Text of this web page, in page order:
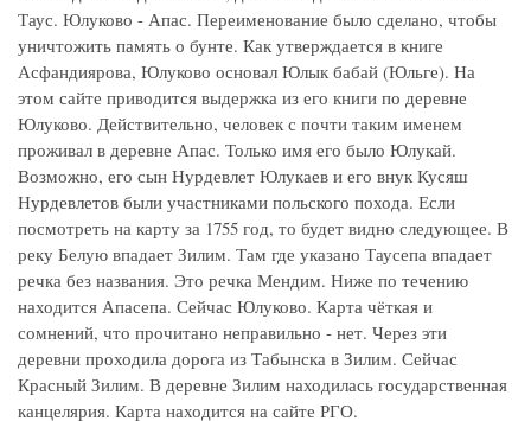
Таус. Юлуково - Апас. Переименование было сделано, чтобы
уничтожить память о бунте. Как утверждается в книге
Асфандиярова, Юлуково основал Юлык бабай (Юльге). На
этом сайте приводится выдержка из его книги по деревне
Юлуково. Действительно, человек с почти таким именем
проживал в деревне Апас. Только имя его было Юлукай.
Возможно, его сын Нурдевлет Юлукаев и его внук Кусяш
Нурдевлетов были участниками польского похода. Если
посмотреть на карту за 1755 год, то будет видно следующее. В
реку Белую впадает Зилим. Там где указано Таусепа впадает
речка без названия. Это речка Мендим. Ниже по течению
находится Апасепа. Сейчас Юлуково. Карта чёткая и
сомнений, что прочитано неправильно - нет. Через эти
деревни проходила дорога из Табынска в Зилим. Сейчас
Красный Зилим. В деревне Зилим находилась государственная
канцелярия. Карта находится на сайте РГО.